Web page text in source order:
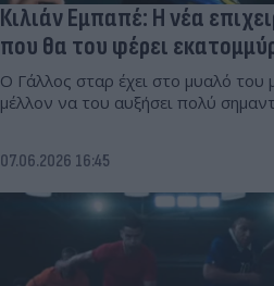
Κιλιάν Εμπαπέ: Η νέα
που θα του φέρει
Ο Γάλλος σταρ έχει στο μυαλό του
μέλλον να του αυξήσει πολύ
07.06.2026 16:45